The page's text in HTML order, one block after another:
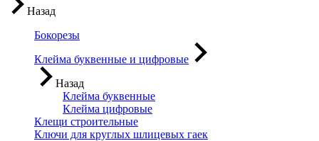
Назад
Бокорезы
Клейма буквенные и цифровые
Назад
Клейма буквенные
Клейма цифровые
Клещи строительные
Ключи для круглых шлицевых гаек